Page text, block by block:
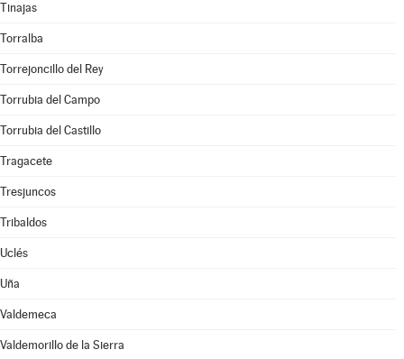
Tinajas
Torralba
Torrejoncillo del Rey
Torrubia del Campo
Torrubia del Castillo
Tragacete
Tresjuncos
Tribaldos
Uclés
Uña
Valdemeca
Valdemorillo de la Sierra